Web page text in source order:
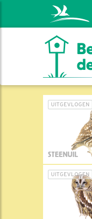
UITGEVLOGEN
STEENUIL
UITGEVLOGEN